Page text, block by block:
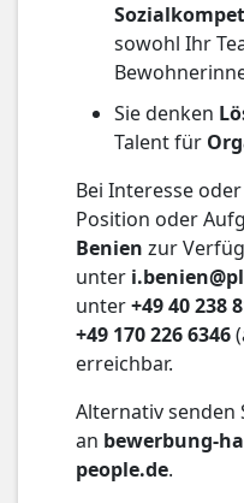
sowohl Ihr
Sie denken
Talent für
Bei Interesse
Position oder
Benien zur
unter
unter+49 40 238
+49 170 226 6346
erreichbar.
Alternativ senden
an bewerbung-
people.de.